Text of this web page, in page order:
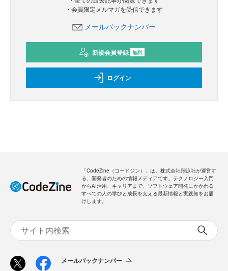
・会員限定メルマガを受信できます
メールバックナンバー
新規会員登録 無料
ログイン
「CodeZine（コードジン）」は、株式会社翔泳社が運営す
る、開発者のための情報メディアです。テクノロジー入門
からAI活用、キャリアまで、ソフトウェア開発にかかわる
すべての人の学びと成長を支える最新情報と実践知をお届
けします。
メールバックナンバー